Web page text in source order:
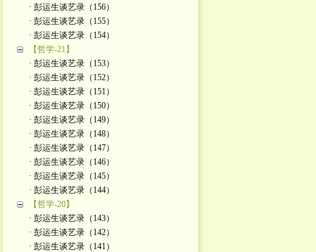
· 彭运生谈艺录（156）
· 彭运生谈艺录（155）
· 彭运生谈艺录（154）
【哲学-21】
· 彭运生谈艺录（153）
· 彭运生谈艺录（152）
· 彭运生谈艺录（151）
· 彭运生谈艺录（150）
· 彭运生谈艺录（149）
· 彭运生谈艺录（148）
· 彭运生谈艺录（147）
· 彭运生谈艺录（146）
· 彭运生谈艺录（145）
· 彭运生谈艺录（144）
【哲学-20】
· 彭运生谈艺录（143）
· 彭运生谈艺录（142）
· 彭运生谈艺录（141）